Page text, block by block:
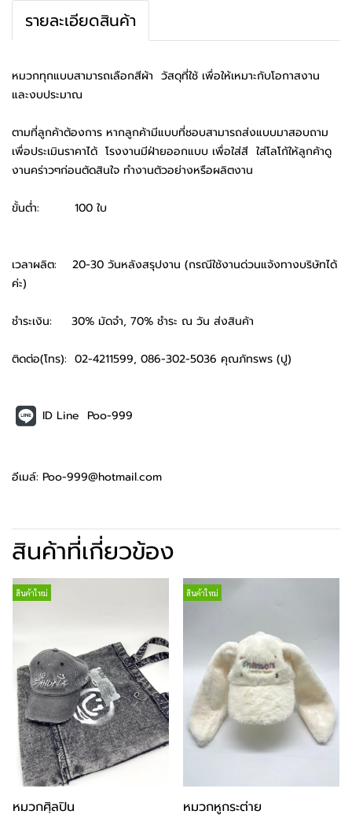
รายละเอียดสินค้า
หมวกทุกแบบสามารถเลือกสีผ้า วัสดุที่ใช้ เพื่อให้เหมาะกับโอกาสงาน
และงบประมาณ
ตามที่ลูกค้าต้องการ หากลูกค้ามีแบบที่ชอบสามารถส่งแบบมาสอบถาม
เพื่อประเมินราคาได้ โรงงานมีฝ่ายออกแบบ เพื่อใส่สี ใส่โลโก้ให้ลูกค้าดู
งานคร่าวๆก่อนตัดสินใจ ทำงานตัวอย่างหรือผลิตงาน
ขั้นต่ำ: 100 ใบ
เวลาผลิต: 20-30 วันหลังสรุปงาน (กรณีใช้งานด่วนแจ้งทางบริษัทได้
ค่ะ)
ชำระเงิน: 30% มัดจำ, 70% ชำระ ณ วัน ส่งสินค้า
ติดต่อ(โทร): 02-4211599, 086-302-5036 คุณภัทรพร (ปู)
ID Line Poo-999
อีเมล์: Poo-999@hotmail.com
สินค้าที่เกี่ยวข้อง
สินค้าใหม่
หมวกศฺิลปิน
สินค้าใหม่
หมวกหูกระต่าย